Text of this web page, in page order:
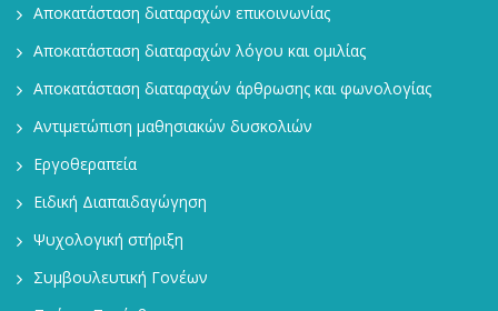
Αποκατάσταση διαταραχών επικοινωνίας
Αποκατάσταση διαταραχών λόγου και ομιλίας
Αποκατάσταση διαταραχών άρθρωσης και φωνολογίας
Αντιμετώπιση μαθησιακών δυσκολιών
Εργοθεραπεία
Ειδική Διαπαιδαγώγηση
Ψυχολογική στήριξη
Συμβουλευτική Γονέων